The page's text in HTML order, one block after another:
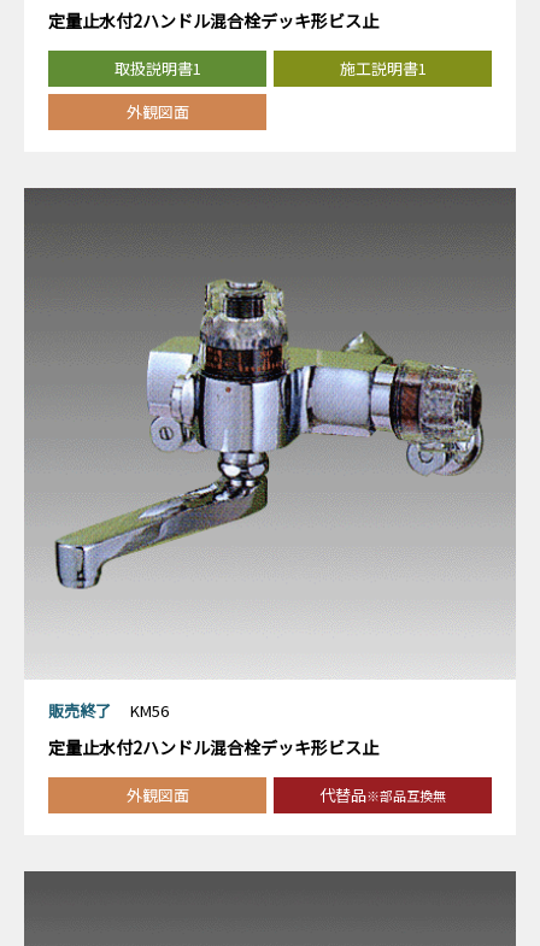
定量止水付2ハンドル混合栓デッキ形ビス止
取扱説明書1
施工説明書1
外観図面
販売終了 KM56
定量止水付2ハンドル混合栓デッキ形ビス止
外観図面 代替品※部品互換無